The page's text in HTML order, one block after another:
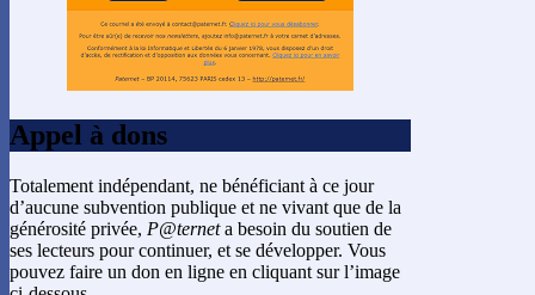
Appel à dons
Totalement indépendant, ne bénéficiant à ce jour
d’aucune subvention publique et ne vivant que de la
générosité privée, P@terneta besoin du soutien de
ses lecteurs pour continuer, et se développer. Vous
pouvez faire un don en ligne en cliquant sur l’image